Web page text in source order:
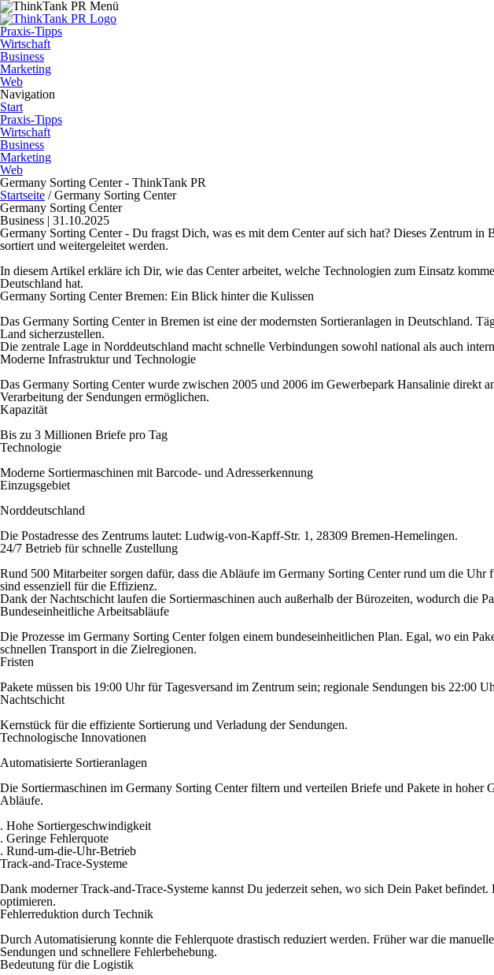
Praxis-Tipps
Wirtschaft
Business
Marketing
Web
Navigation
Start
Praxis-Tipps
Wirtschaft
Business
Marketing
Web
Germany Sorting Center - ThinkTank PR
Startseite / Germany Sorting Center
Germany Sorting Center
Business | 31.10.2025
Germany Sorting Center - Du fragst Dich, was es mit dem Center auf sich hat? Dieses Zentrum
sortiert und weitergeleitet werden.
In diesem Artikel erkläre ich Dir, wie das Center arbeitet, welche Technologien zum Einsatz
Deutschland hat.
Germany Sorting Center Bremen: Ein Blick hinter die Kulissen
Das Germany Sorting Center in Bremen ist eine der modernsten Sortieranlagen in Deutschland.
Land sicherzustellen.
Die zentrale Lage in Norddeutschland macht schnelle Verbindungen sowohl national als auch
Moderne Infrastruktur und Technologie
Das Germany Sorting Center wurde zwischen 2005 und 2006 im Gewerbepark Hansalinie direkt
Verarbeitung der Sendungen ermöglichen.
Kapazität
Bis zu 3 Millionen Briefe pro Tag
Technologie
Moderne Sortiermaschinen mit Barcode- und Adresserkennung
Einzugsgebiet
Norddeutschland
Die Postadresse des Zentrums lautet: Ludwig-von-Kapff-Str. 1, 28309 Bremen-Hemelingen.
24/7 Betrieb für schnelle Zustellung
Rund 500 Mitarbeiter sorgen dafür, dass die Abläufe im Germany Sorting Center rund um die
sind essenziell für die Effizienz.
Dank der Nachtschicht laufen die Sortiermaschinen auch außerhalb der Bürozeiten, wodurch die
Bundeseinheitliche Arbeitsabläufe
Die Prozesse im Germany Sorting Center folgen einem bundeseinheitlichen Plan. Egal, wo ein
schnellen Transport in die Zielregionen.
Fristen
Pakete müssen bis 19:00 Uhr für Tagesversand im Zentrum sein; regionale Sendungen bis 22:00
Nachtschicht
Kernstück für die effiziente Sortierung und Verladung der Sendungen.
Technologische Innovationen
Automatisierte Sortieranlagen
Die Sortiermaschinen im Germany Sorting Center filtern und verteilen Briefe und Pakete in hoher
Abläufe.
. Hohe Sortiergeschwindigkeit
. Geringe Fehlerquote
. Rund-um-die-Uhr-Betrieb
Track-and-Trace-Systeme
Dank moderner Track-and-Trace-Systeme kannst Du jederzeit sehen, wo sich Dein Paket
optimieren.
Fehlerreduktion durch Technik
Durch Automatisierung konnte die Fehlerquote drastisch reduziert werden. Früher war die
Sendungen und schnellere Fehlerbehebung.
Bedeutung für die Logistik